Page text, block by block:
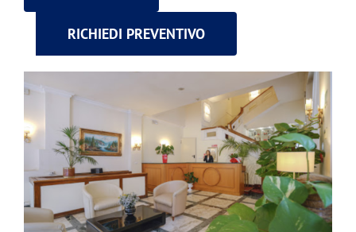
RICHIEDI PREVENTIVO